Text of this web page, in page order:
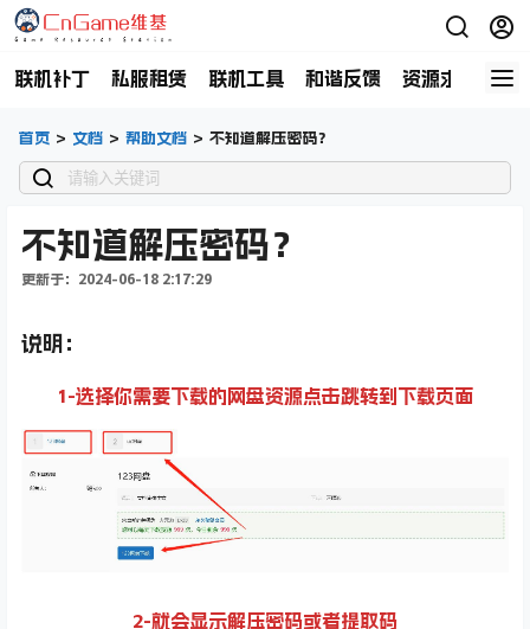
联机补丁 私服租赁 联机工具 和谐反馈 资源求助 商
首页 > 文档 > 帮助文档 > 不知道解压密码？
不知道解压密码？
更新于：2024-06-18 2:17:29
说明：
1-选择你需要下载的网盘资源点击跳转到下载页面
2-就会显示解压密码或者提取码